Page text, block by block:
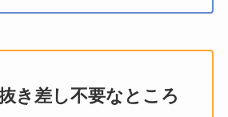
き差し不要なところ